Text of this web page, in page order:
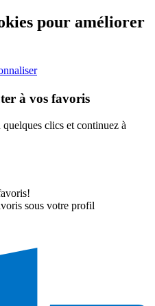
pour améliorer
à vos favoris
clics et continuez à
sous votre profil